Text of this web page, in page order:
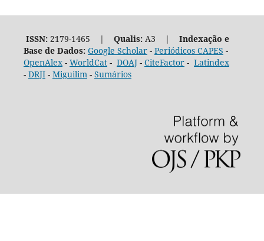
ISSN:2179-1465 | Qualis:A3 | Indexação e
Base de Dados: Google Scholar- Periódicos CAPES -
OpenAlex- WorldCat- DOAJ- CiteFactor- Latindex
- DRJI- Miguilim - Sumários